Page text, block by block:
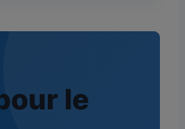
le